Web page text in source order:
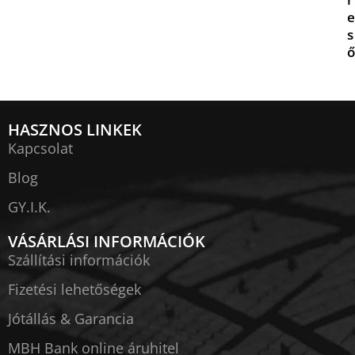
e
s
ő
HASZNOS LINKEK
Kapcsolat
Blog
GY.I.K.
VÁSÁRLÁSI INFORMÁCIÓK
Szállítási információk
Fizetési lehetőségek
Jótállás & Garancia
MBH Bank online áruhitel